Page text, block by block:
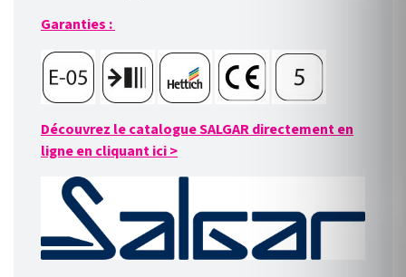
Garanties :
Découvrez le catalogue SALGAR directement en
ligne en cliquant ici>